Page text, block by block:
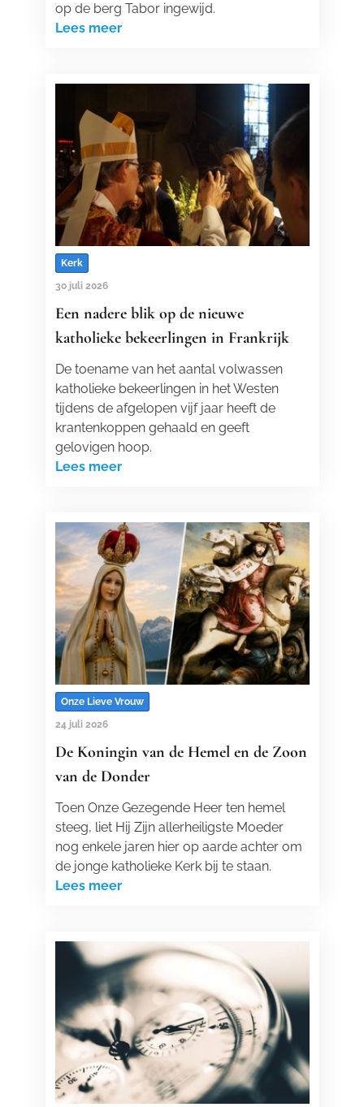
op de berg Tabor ingewijd.
Lees meer
Kerk
30 juli 2026
Een nadere blik op de nieuwe
katholieke bekeerlingen in Frankrijk
De toename van het aantal volwassen
katholieke bekeerlingen in het Westen
tijdens de afgelopen vijf jaar heeft de
krantenkoppen gehaald en geeft
gelovigen hoop.
Lees meer
Onze Lieve Vrouw
24 juli 2026
De Koningin van de Hemel en de Zoon
van de Donder
Toen Onze Gezegende Heer ten hemel
steeg, liet Hij Zijn allerheiligste Moeder
nog enkele jaren hier op aarde achter om
de jonge katholieke Kerk bij te staan.
Lees meer